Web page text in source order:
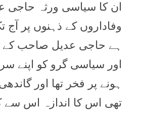
ان کا سیاسی ورثہ حاجی
وفاداروں کے ذہنوں پر آج
ہے حاجی عدیل صاحب کے
اور سیاسی گرو کو اپنے
ہونے پر فخر تھا اور
تھی اس کا اندازہ اس سے